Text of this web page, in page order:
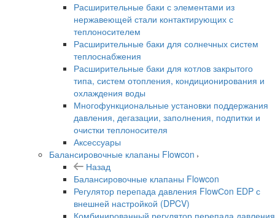
Расширительные баки с элементами из
нержавеющей стали контактирующих с
теплоносителем
Расширительные баки для солнечных систем
теплоснабжения
Расширительные баки для котлов закрытого
типа, систем отопления, кондиционирования и
охлаждения воды
Многофункциональные установки поддержания
давления, дегазации, заполнения, подпитки и
очистки теплоносителя
Аксессуары
Балансировочные клапаны Flowcon
Назад
Балансировочные клапаны Flowcon
Регулятор перепада давления FlowСon EDP с
внешней настройкой (DPCV)
Комбинированный регулятор перепада давления